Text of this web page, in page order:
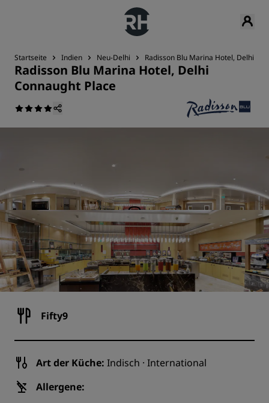
Startseite Indien Neu-Delhi Radisson Blu Marina Hotel, Delhi
Radisson Blu Marina Hotel, Delhi
Connaught Place
Fifty9
Art der Küche: Indisch · International
Allergene: